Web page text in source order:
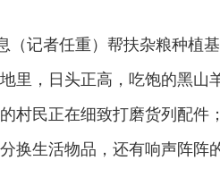
（记者任重）帮扶杂粮种植
里，日头正高，吃饱的黑山
村民正在细致打磨货列配件
换生活物品，还有响声阵阵